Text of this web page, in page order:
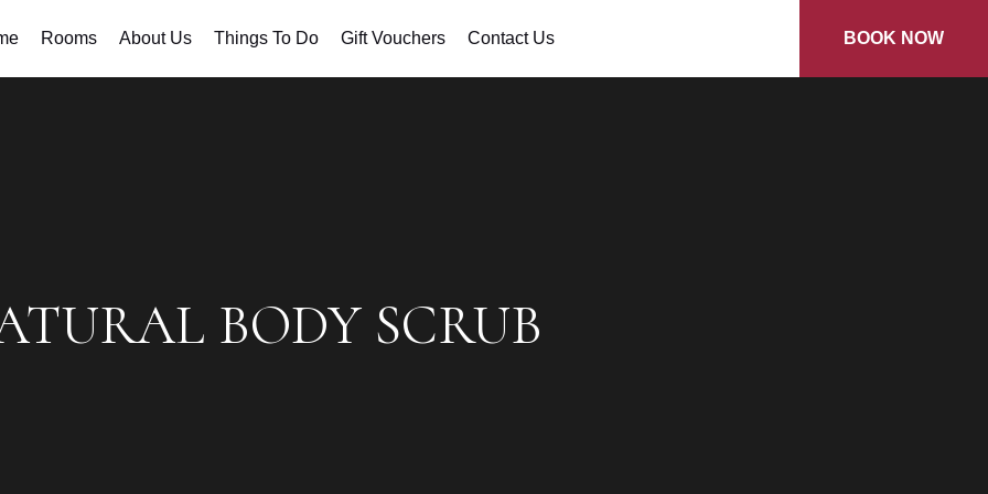
BOOK NOW
Rooms About Us Things To Do Gift Vouchers Contact Us
BODY SCRUB